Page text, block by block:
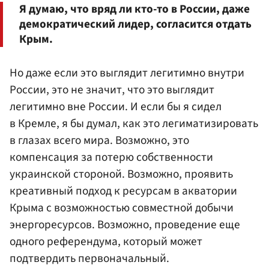
Я думаю, что вряд ли кто-то в России, даже
демократический лидер, согласится отдать
Крым.
Но даже если это выглядит легитимно внутри
России, это не значит, что это выглядит
легитимно вне России. И если бы я сидел
в Кремле, я бы думал, как это легиматизировать
в глазах всего мира. Возможно, это
компенсация за потерю собственности
украинской стороной. Возможно, проявить
креативный подход к ресурсам в акватории
Крыма с возможностью совместной добычи
энергоресурсов. Возможно, проведение еще
одного референдума, который может
подтвердить первоначальный.